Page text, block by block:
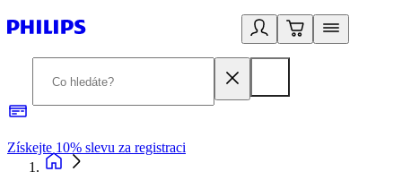
Získejte 10% slevu za registraci